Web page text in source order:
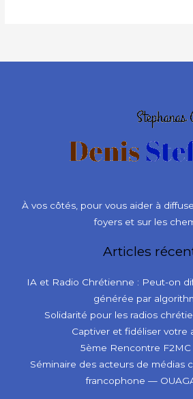
À vos côtés, pour vous aider à
foyers et sur les
Articles
IA et Radio Chrétienne : Peut-on
générée par
Solidarité pour les radios
Captiver et fidéliser votre
5ème Rencontre F2MC
Séminaire des acteurs de médias
francophone —